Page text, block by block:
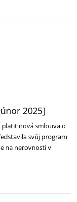
2025]
platit nová smlouva o
svůj program
na nerovnosti v